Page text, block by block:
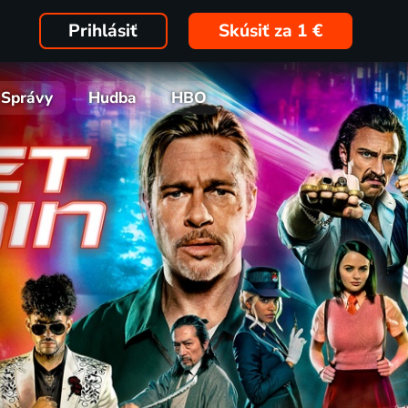
Prihlásiť Skúsiť za 1 €
Správy Hudba HBO